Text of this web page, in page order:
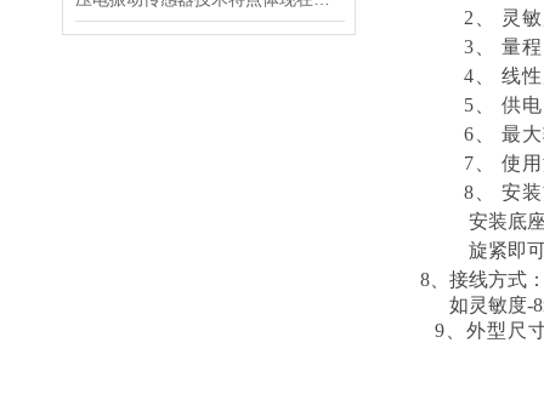
2、
灵
3、 量
4、 线
5、 供
6、 最
7、 使
8、 安
安装底
旋紧即
8、接线方式
如灵敏度-
9、外型尺